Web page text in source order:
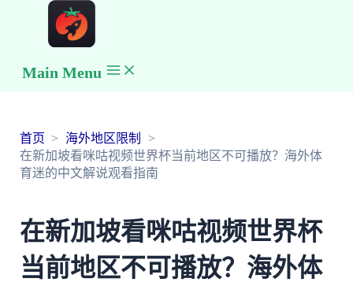
Main Menu
首页
海外地区限制
在新加坡看咪咕视频世界杯当前地区不可播放？海外体
育迷的中文解说观看指南
在新加坡看咪咕视频世界杯
当前地区不可播放？海外体